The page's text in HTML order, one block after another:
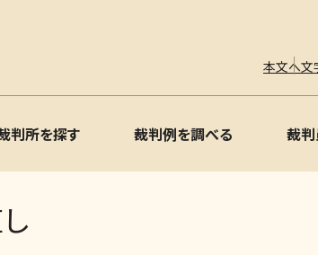
本文へ文
判所を探す 裁判例を調べる 裁